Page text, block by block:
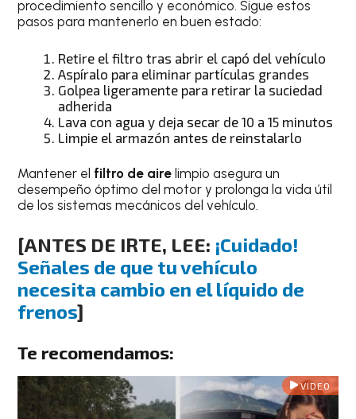
procedimiento sencillo y económico. Sigue estos
pasos para mantenerlo en buen estado:
Retire el filtro tras abrir el capó del vehículo
Aspíralo para eliminar partículas grandes
Golpea ligeramente para retirar la suciedad
adherida
Lava con agua y deja secar de 10 a 15 minutos
Limpie el armazón antes de reinstalarlo
Mantener el filtro de aire limpio asegura un
desempeño óptimo del motor y prolonga la vida útil
de los sistemas mecánicos del vehículo.
[ANTES DE IRTE, LEE: ¡Cuidado!
Señales de que tu vehículo
necesita cambio en el líquido de
frenos]
Te recomendamos:
VIDEO